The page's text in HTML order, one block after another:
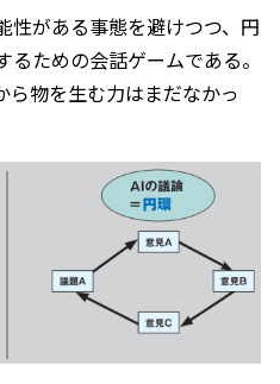
性がある事態を避けつつ、円
ための会話ゲームである。
ら物を生む力はまだなかっ